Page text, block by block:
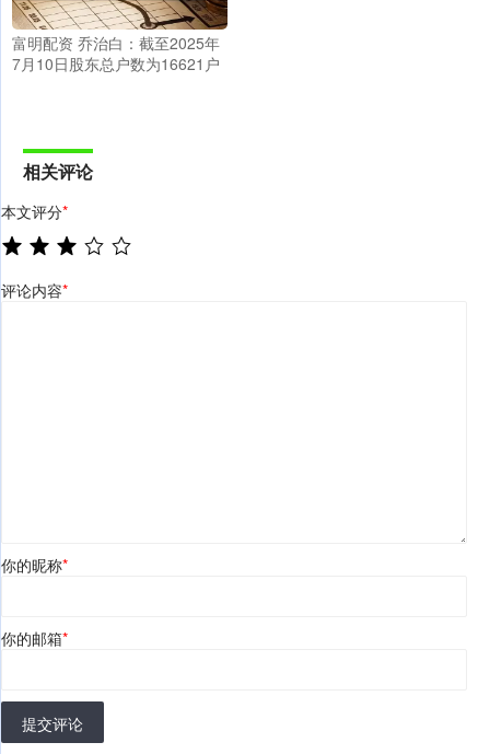
富明配资 乔治白：截至2025年
7月10日股东总户数为16621户
相关评论
本文评分*
评论内容*
你的昵称*
你的邮箱*
提交评论